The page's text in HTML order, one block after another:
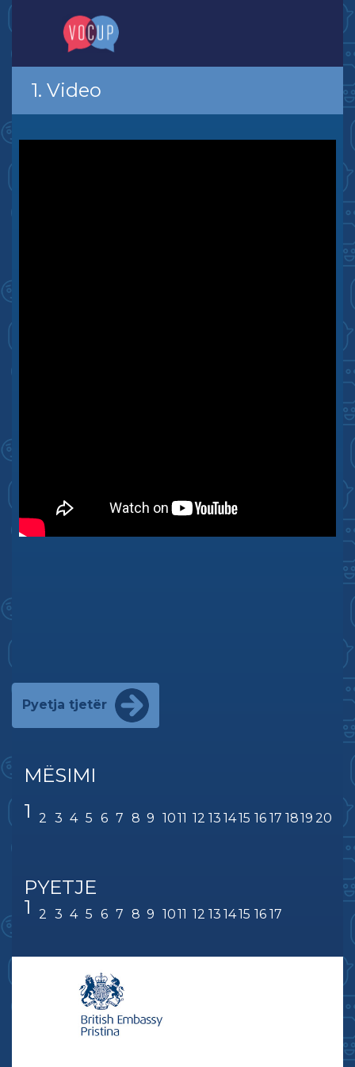
1. Video
Pyetja tjetër
MËSIMI
1
2 3 4 5 6 7 8 9 1011 12 13 1415 16 17 1819 20
PYETJE
1
2 3 4 5 6 7 8 9 1011 12 13 1415 16 17